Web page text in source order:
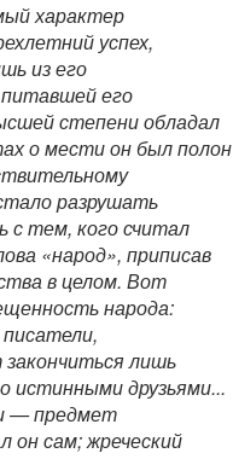
характер
успех,
из его
его
степени обладал
о мести он был полон
разрушать
с тем, кого считал
«народ», приписав
в целом. Вот
народа:
лишь
истинными друзьями...
— предмет
он сам; жреческий